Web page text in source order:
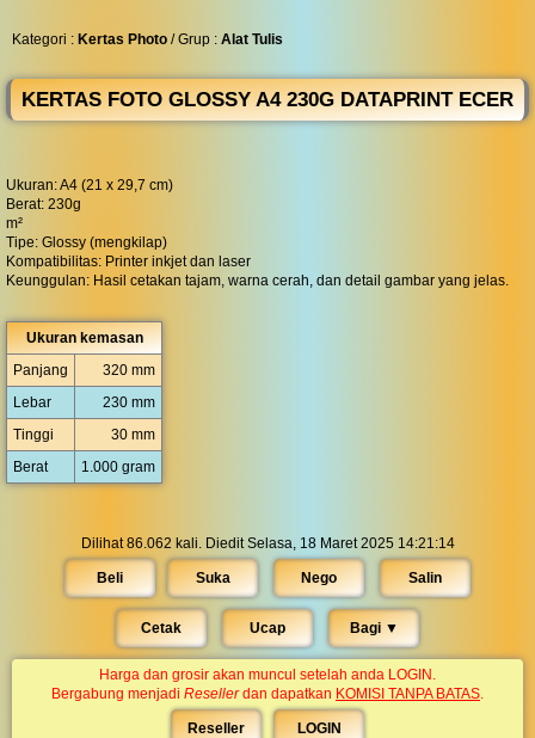
Kategori : Kertas Photo / Grup : Alat Tulis
KERTAS FOTO GLOSSY A4 230G DATAPRINT ECER
Ukuran: A4 (21 x 29,7 cm)
Berat: 230g
m²
Tipe: Glossy (mengkilap)
Kompatibilitas: Printer inkjet dan laser
Keunggulan: Hasil cetakan tajam, warna cerah, dan detail gambar yang jelas.
Ukuran kemasan
Panjang
320 mm
Lebar
230 mm
Tinggi
30 mm
Berat
1.000 gram
Dilihat 86.062 kali. Diedit Selasa, 18 Maret 2025 14:21:14
Beli Suka Nego Salin
Cetak Ucap Bagi ▼︎
Harga dan grosir akan muncul setelah anda LOGIN.
Bergabung menjadi Resellerdan dapatkan KOMISI TANPA BATAS.
Reseller LOGIN